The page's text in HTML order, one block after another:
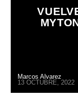
Marcos Alvarez
13 OCTUBRE, 2022